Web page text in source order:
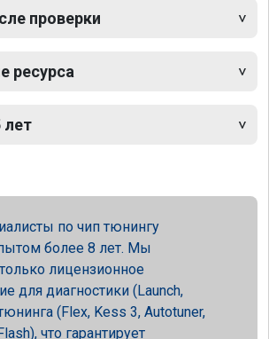
проверки
ресурса
лет
по чип тюнингу
более 8 лет. Мы
лицензионное
для диагностики (Launch,
(Flex, Kess 3, Autotuner,
что гарантирует